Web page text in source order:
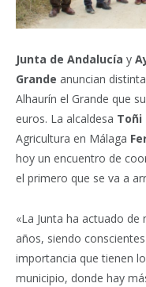
Junta de Andalucía y
Grande anuncian
Alhaurín el Grande que
euros. La alcaldesa Toñi
Agricultura en Málaga
hoy un encuentro de
el primero que se va a
«La Junta ha actuado
años, siendo
importancia que tienen
municipio, donde hay